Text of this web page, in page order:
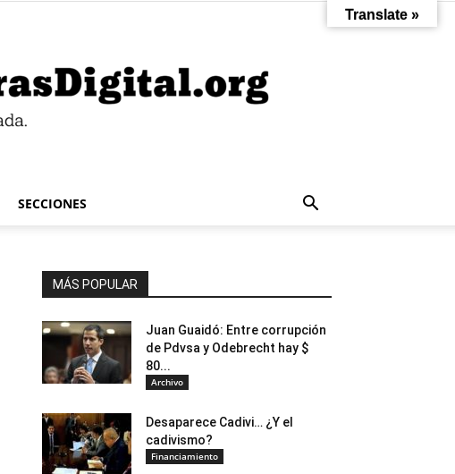
SECCIONES
MÁS POPULAR
Juan Guaidó: Entre corrupción
de Pdvsa y Odebrecht hay $
80...
Archivo
Desaparece Cadivi… ¿Y el
cadivismo?
Financiamiento
Translate »